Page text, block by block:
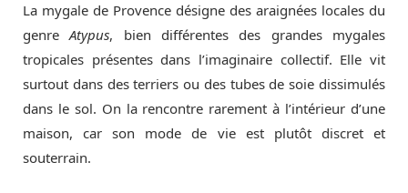
La mygale de Provence désigne des araignées locales du
genreAtypus, bien différentes des grandes mygales
tropicales présentes dans l’imaginaire collectif. Elle vit
surtout dans des terriers ou des tubes de soie dissimulés
dans le sol. On la rencontre rarement à l’intérieur d’une
maison, car son mode de vie est plutôt discret et
souterrain.